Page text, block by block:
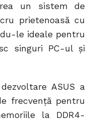
un sistem de
prietenoasă cu
le ideale pentru
singuri PC-ul și
ASUS a
frecvență pentru
la DDR4-